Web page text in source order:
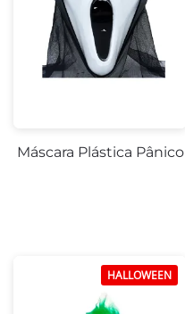
Máscara Plástica Pânico
HALLOWEEN